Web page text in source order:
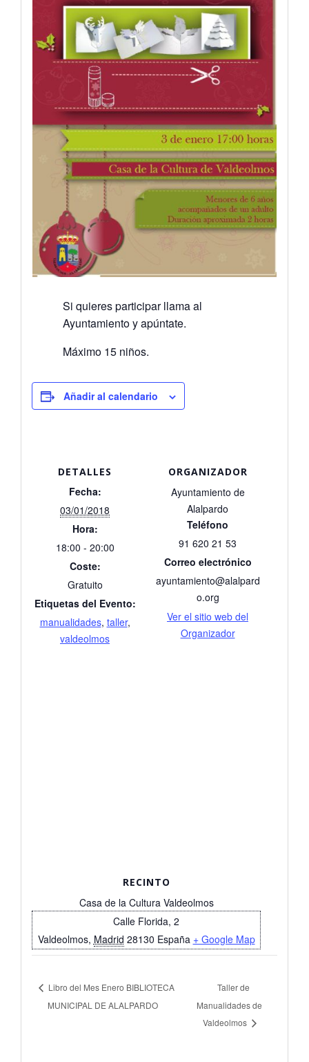
Si quieres participar llama al
Ayuntamiento y apúntate.
Máximo 15 niños.
Añadir al calendario
DETALLES
Fecha:
03/01/2018
Hora:
18:00 - 20:00
Coste:
Gratuito
Etiquetas del Evento:
manualidades, taller,
valdeolmos
ORGANIZADOR
Ayuntamiento de
Alalpardo
Teléfono
91 620 21 53
Correo electrónico
ayuntamiento@alalpard
o.org
Ver el sitio web del
Organizador
RECINTO
Casa de la Cultura Valdeolmos
Calle Florida, 2
Valdeolmos, Madrid 28130 España + Google Map
Libro del Mes Enero BIBLIOTECA
MUNICIPAL DE ALALPARDO
Taller de
Manualidades de
Valdeolmos